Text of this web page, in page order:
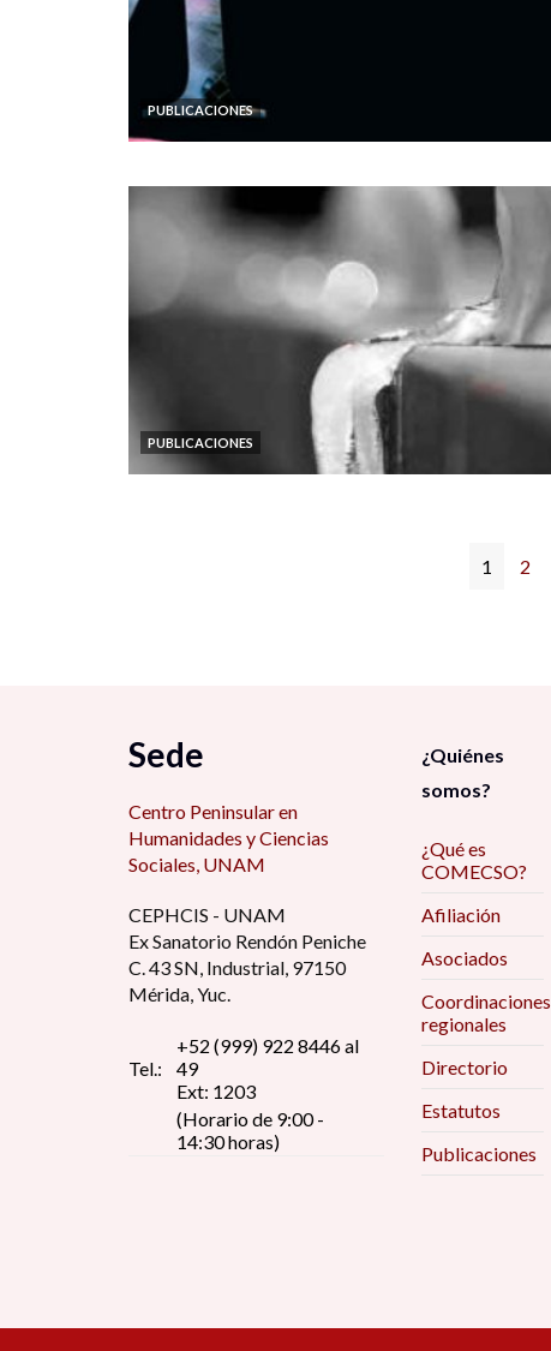
PUBLICACIONES
PUBLICACIONES
1 2
Sede
Centro Peninsular en
Humanidades y Ciencias
Sociales, UNAM
CEPHCIS - UNAM
Ex Sanatorio Rendón Peniche
C. 43 SN, Industrial, 97150
Mérida, Yuc.
Tel.:
+52 (999) 922 8446 al
49
Ext: 1203
(Horario de 9:00 -
14:30 horas)
¿Quiénes
somos?
¿Qué es
COMECSO?
Afiliación
Asociados
Coordinaciones
regionales
Directorio
Estatutos
Publicaciones